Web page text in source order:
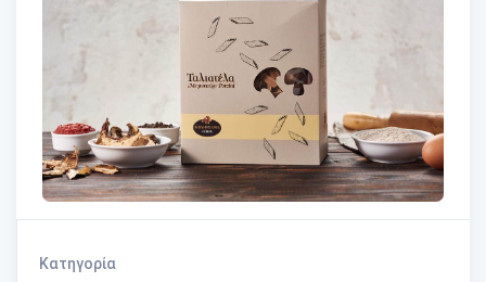
Κατηγορία